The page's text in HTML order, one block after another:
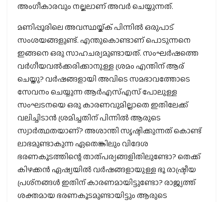
അംഗീകാരവും നല്കലാണ് അവര്‍ ചെയ്യുന്നത്.
മണിപ്പൂരിലെ അവസ്ഥയ്ക്ക് പിന്നില്‍ ഒരുപാട്
സംശയങ്ങളുണ്ട്. എന്തുകൊണ്ടാണ് പൊടുന്നനെ
ഇങ്ങനെ ഒരു സാഹചര്യമുണ്ടായത്. സംഘര്‍ഷത്തെ
വര്‍ഗീയവല്‍ക്കരിക്കാനുള്ള ശ്രമം എന്തിന് ആര്
ചെയ്തു? വര്‍ഷങ്ങളായി അവിടെ സമഭാവത്തോടെ
സേവനം ചെയ്യുന്ന ആര്‍എസ്എസ് പോലുള്ള
സംഘടനയെ ഒരു കാരണവുമില്ലാതെ ഇതിലേക്ക്
വലിച്ചിടാന്‍ ശ്രമിച്ചതിന് പിന്നില്‍ ആരുടെ
സ്വാര്‍ത്ഥതയാണ്? അശാന്തി സൃഷ്ടിക്കുന്നത് കൊണ്ട്
ലാഭമുണ്ടാകുന്ന ഏതെങ്കിലും വിദേശ
ഭരണകൂടത്തിന്റെ താത്പര്യങ്ങളിതിലുണ്ടോ? തെക്ക്
കിഴക്കന്‍ ഏഷ്യയില്‍ വര്‍ഷങ്ങളായുള്ള ഭൂ രാഷ്ട്രീയ
പ്രശ്‌നങ്ങള്‍ ഇതിന് കാരണമായിട്ടുണ്ടോ? രാജ്യത്ത്
ശക്തമായ ഭരണകൂടമുണ്ടായിട്ടും ആരുടെ